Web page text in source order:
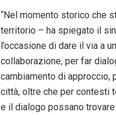
“Nel momento storico che
territorio – ha spiegato il
l’occasione di dare il via a
collaborazione, per far
cambiamento di approccio,
città, oltre che per contesti
e il dialogo possano